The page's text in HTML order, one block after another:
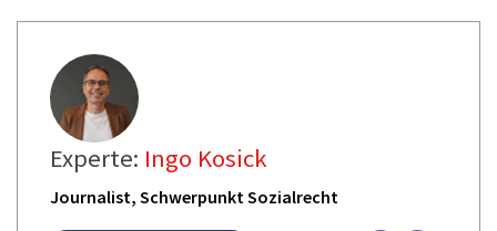
Experte: Ingo Kosick
Journalist, Schwerpunkt Sozialrecht